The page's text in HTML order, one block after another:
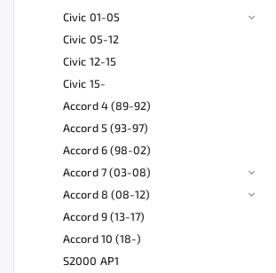
Civic 01-05
Civic 05-12
Civic 12-15
Civic 15-
Accord 4 (89-92)
Accord 5 (93-97)
Accord 6 (98-02)
Accord 7 (03-08)
Accord 8 (08-12)
Accord 9 (13-17)
Accord 10 (18-)
S2000 AP1